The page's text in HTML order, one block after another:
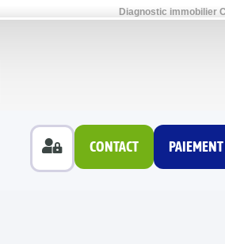
Diagnostic immobilier